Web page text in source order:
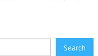
Search